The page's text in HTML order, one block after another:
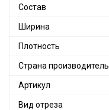
Состав
Ширина
Плотность
Страна производитель
Артикул
Вид отреза